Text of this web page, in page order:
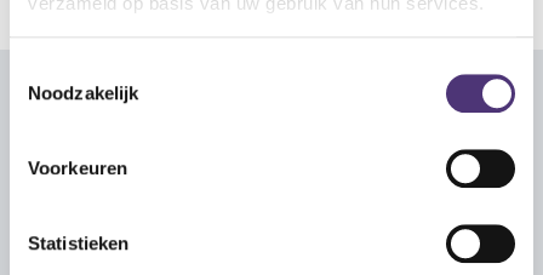
Noodzakelijk
Voorkeuren
Statistieken
Vul onderstaande formulier in. Na het indienen,